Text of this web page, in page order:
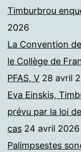
Timburbrou
2026
La Convention
le Collège de
PFAS, V 28 avril
Eva Einskis,
prévu par la loi
cas 24 avril 2026
Palimpsestes